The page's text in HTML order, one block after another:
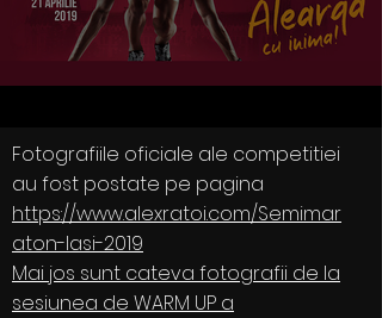
Fotografiile oficiale ale competitiei
au fost postate pe pagina
https://www.alexratoi.com/Semimar
aton-Iasi-2019
Mai jos sunt cateva fotografii de la
sesiunea de WARM UP a